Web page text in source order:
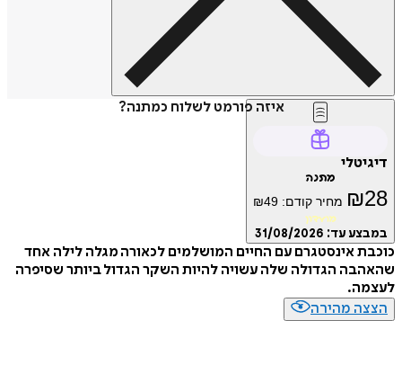
איזה פורמט לשלוח כמתנה?
₪ מחיר קודם: ₪49
עד:31/08/2026
אינסטגרם עם החיים המושלמים לכאורה מגלה לילה אחד
הגדולה שלה עשויה להיות השקר הגדול ביותר שסיפרה
מהירה